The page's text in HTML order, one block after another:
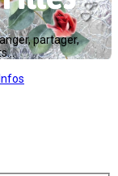
partager,